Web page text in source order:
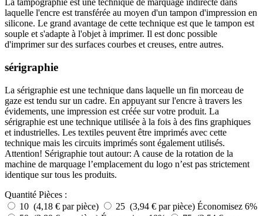
La tampographie est une technique de marquage indirecte dans
laquelle l'encre est transférée au moyen d'un tampon d'impression en
silicone. Le grand avantage de cette technique est que le tampon est
souple et s'adapte à l'objet à imprimer. Il est donc possible
d'imprimer sur des surfaces courbes et creuses, entre autres.
sérigraphie
La sérigraphie est une technique dans laquelle un fin morceau de
gaze est tendu sur un cadre. En appuyant sur l'encre à travers les
évidements, une impression est créée sur votre produit. La
sérigraphie est une technique utilisée à la fois à des fins graphiques
et industrielles. Les textiles peuvent être imprimés avec cette
technique mais les circuits imprimés sont également utilisés.
Attention! Sérigraphie tout autour: A cause de la rotation de la
machine de marquage l’emplacement du logo n’est pas strictement
identique sur tous les produits.
Quantité Pièces :
10 (4,18 € par pièce)
25 (3,94 € par pièce) Économisez 6%